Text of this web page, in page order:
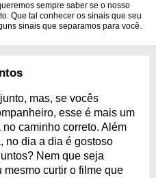
sempre saber se o nosso
Que tal conhecer os sinais que seu
sinais que separamos para você.
mas, se vocês
esse é mais um
caminho correto. Além
no dia a dia é gostoso
Nem que seja
curtir o filme que